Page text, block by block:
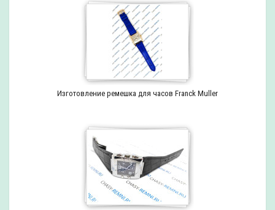
Изготовление ремешка для часов Franck Muller